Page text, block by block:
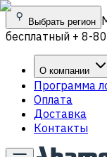
Выбрать регион
бесплатный + 8-
О компании
Программа
Оплата
Доставка
Контакты